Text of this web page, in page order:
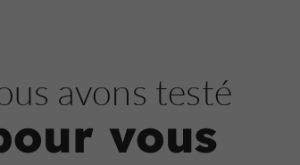
Billetterie
avons testé
vous